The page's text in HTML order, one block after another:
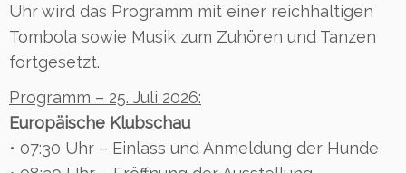
Uhr wird das Programm mit einer reichhaltigen
Tombola sowie Musik zum Zuhören und Tanzen
fortgesetzt.
Programm – 25. Juli 2026:
Europäische Klubschau
• 07:30 Uhr – Einlass und Anmeldung der Hunde